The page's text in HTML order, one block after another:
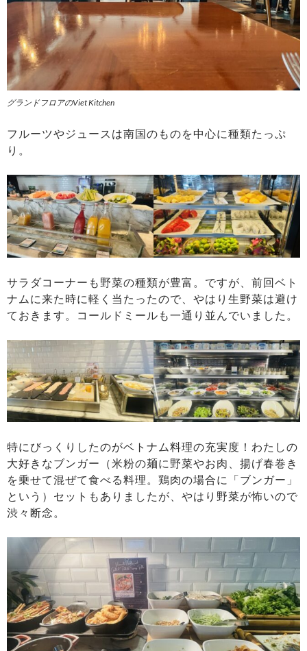
グランドフロアのViet Kitchen
フルーツやジュースは南国のものを中心に種類たっぷ
り。
サラダコーナーも野菜の種類が豊富。ですが、前回ベト
ナムに来た時に軽く当たったので、やはり生野菜は避け
ておきます。コールドミールも一通り並んでいました。
特にびっくりしたのがベトナム料理の充実度！わたしの
大好きなブンガー（米粉の麺に野菜やお肉、揚げ春巻き
を乗せて混ぜて食べる料理。鶏肉の場合に「ブンガー」
という）セットもありましたが、やはり野菜が怖いので
渋々断念。